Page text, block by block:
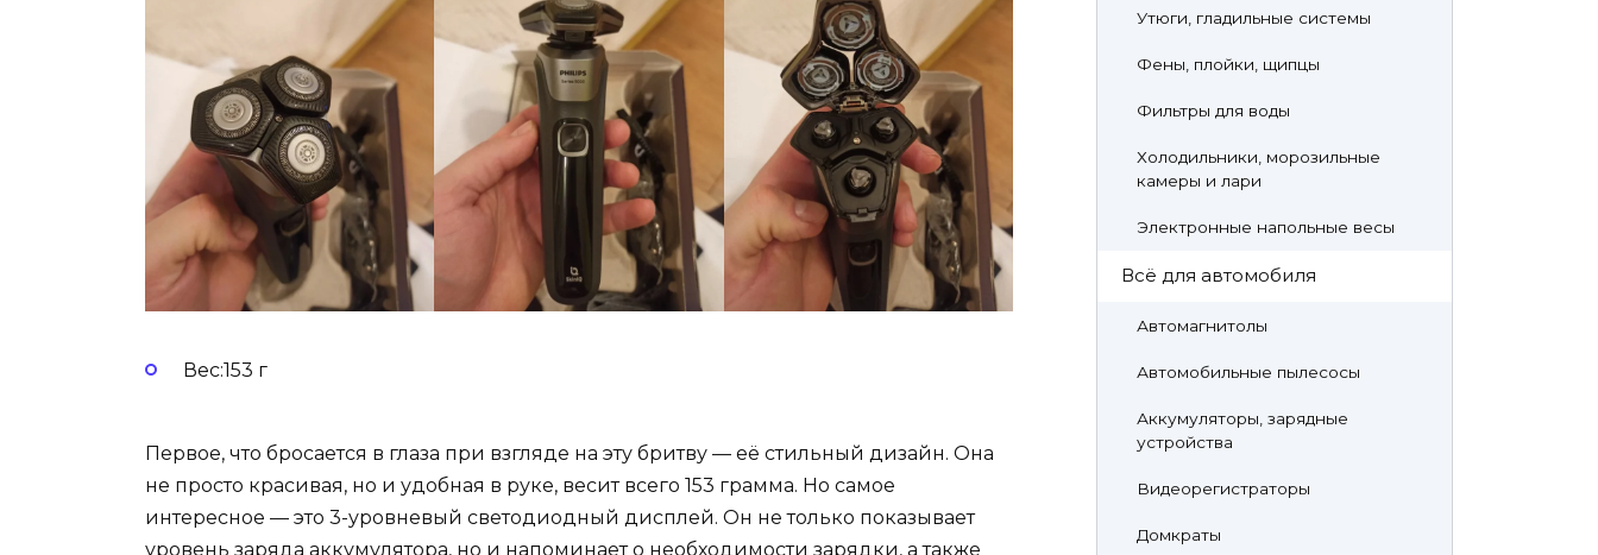
Вес:153 г
Первое, что бросается в глаза при взгляде на эту бритву — её стильный дизайн. Она
не просто красивая, но и удобная в руке, весит всего 153 грамма. Но самое
интересное — это 3-уровневый светодиодный дисплей. Он не только показывает
уровень заряда аккумулятора, но и напоминает о необходимости зарядки, а также
Утюги, гладильные системы
Фены, плойки, щипцы
Фильтры для воды
Холодильники, морозильные
камеры и лари
Электронные напольные весы
Всё для автомобиля
Автомагнитолы
Автомобильные пылесосы
Аккумуляторы, зарядные
устройства
Видеорегистраторы
Домкраты